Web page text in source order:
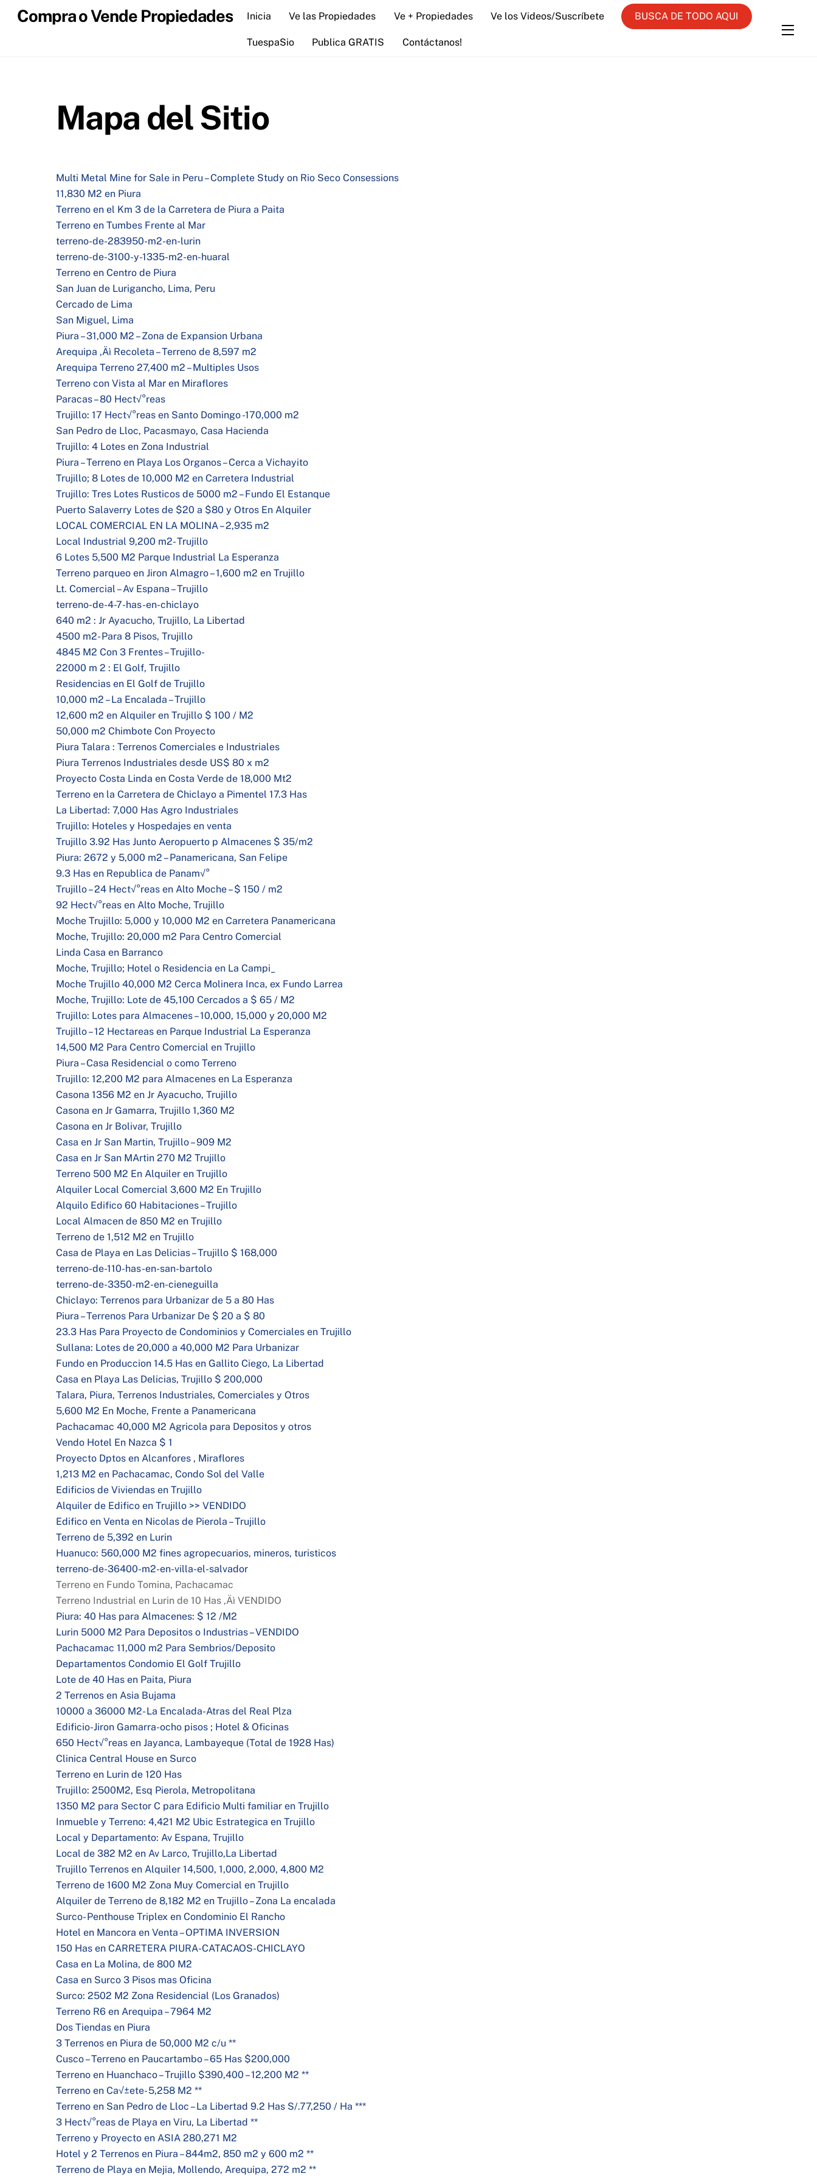
Compra o Vende Propiedades Inicia Ve las Propiedades Ve + Propiedades Ve los Videos/Suscríbete BUSCA DE TODO AQUI
TuespaSio Publica GRATIS Contáctanos!
Mapa del Sitio
Multi Metal Mine for Sale in Peru – Complete Study on Rio Seco Consessions
11,830 M2 en Piura
Terreno en el Km 3 de la Carretera de Piura a Paita
Terreno en Tumbes Frente al Mar
terreno-de-283950-m2-en-lurin
terreno-de-3100-y-1335-m2-en-huaral
Terreno en Centro de Piura
San Juan de Lurigancho, Lima, Peru
Cercado de Lima
San Miguel, Lima
Piura – 31,000 M2 – Zona de Expansion Urbana
Arequipa ‚Äì Recoleta – Terreno de 8,597 m2
Arequipa Terreno 27,400 m2 – Multiples Usos
Terreno con Vista al Mar en Miraflores
Paracas – 80 Hect√°reas
Trujillo: 17 Hect√°reas en Santo Domingo -170,000 m2
San Pedro de Lloc, Pacasmayo, Casa Hacienda
Trujillo: 4 Lotes en Zona Industrial
Piura – Terreno en Playa Los Organos – Cerca a Vichayito
Trujillo; 8 Lotes de 10,000 M2 en Carretera Industrial
Trujillo: Tres Lotes Rusticos de 5000 m2 – Fundo El Estanque
Puerto Salaverry Lotes de $20 a $80 y Otros En Alquiler
LOCAL COMERCIAL EN LA MOLINA – 2,935 m2
Local Industrial 9,200 m2- Trujillo
6 Lotes 5,500 M2 Parque Industrial La Esperanza
Terreno parqueo en Jiron Almagro – 1,600 m2 en Trujillo
Lt. Comercial – Av Espana – Trujillo
terreno-de-4-7-has-en-chiclayo
640 m2 : Jr Ayacucho, Trujillo, La Libertad
4500 m2- Para 8 Pisos, Trujillo
4845 M2 Con 3 Frentes – Trujillo-
22000 m 2 : El Golf, Trujillo
Residencias en El Golf de Trujillo
10,000 m2 – La Encalada – Trujillo
12,600 m2 en Alquiler en Trujillo $ 100 / M2
50,000 m2 Chimbote Con Proyecto
Piura Talara : Terrenos Comerciales e Industriales
Piura Terrenos Industriales desde US$ 80 x m2
Proyecto Costa Linda en Costa Verde de 18,000 Mt2
Terreno en la Carretera de Chiclayo a Pimentel 17.3 Has
La Libertad: 7,000 Has Agro Industriales
Trujillo: Hoteles y Hospedajes en venta
Trujillo 3.92 Has Junto Aeropuerto p Almacenes $ 35/m2
Piura: 2672 y 5,000 m2 – Panamericana, San Felipe
9.3 Has en Republica de Panam√°
Trujillo – 24 Hect√°reas en Alto Moche – $ 150 / m2
92 Hect√°reas en Alto Moche, Trujillo
Moche Trujillo: 5,000 y 10,000 M2 en Carretera Panamericana
Moche, Trujillo: 20,000 m2 Para Centro Comercial
Linda Casa en Barranco
Moche, Trujillo; Hotel o Residencia en La Campi_
Moche Trujillo 40,000 M2 Cerca Molinera Inca, ex Fundo Larrea
Moche, Trujillo: Lote de 45,100 Cercados a $ 65 / M2
Trujillo: Lotes para Almacenes – 10,000, 15,000 y 20,000 M2
Trujillo – 12 Hectareas en Parque Industrial La Esperanza
14,500 M2 Para Centro Comercial en Trujillo
Piura – Casa Residencial o como Terreno
Trujillo: 12,200 M2 para Almacenes en La Esperanza
Casona 1356 M2 en Jr Ayacucho, Trujillo
Casona en Jr Gamarra, Trujillo 1,360 M2
Casona en Jr Bolivar, Trujillo
Casa en Jr San Martin, Trujillo – 909 M2
Casa en Jr San MArtin 270 M2 Trujillo
Terreno 500 M2 En Alquiler en Trujillo
Alquiler Local Comercial 3,600 M2 En Trujillo
Alquilo Edifico 60 Habitaciones – Trujillo
Local Almacen de 850 M2 en Trujillo
Terreno de 1,512 M2 en Trujillo
Casa de Playa en Las Delicias – Trujillo $ 168,000
terreno-de-110-has-en-san-bartolo
terreno-de-3350-m2-en-cieneguilla
Chiclayo: Terrenos para Urbanizar de 5 a 80 Has
Piura – Terrenos Para Urbanizar De $ 20 a $ 80
23.3 Has Para Proyecto de Condominios y Comerciales en Trujillo
Sullana: Lotes de 20,000 a 40,000 M2 Para Urbanizar
Fundo en Produccion 14.5 Has en Gallito Ciego, La Libertad
Casa en Playa Las Delicias, Trujillo $ 200,000
Talara, Piura, Terrenos Industriales, Comerciales y Otros
5,600 M2 En Moche, Frente a Panamericana
Pachacamac 40,000 M2 Agricola para Depositos y otros
Vendo Hotel En Nazca $ 1
Proyecto Dptos en Alcanfores , Miraflores
1,213 M2 en Pachacamac, Condo Sol del Valle
Edificios de Viviendas en Trujillo
Alquiler de Edifico en Trujillo >> VENDIDO
Edifico en Venta en Nicolas de Pierola – Trujillo
Terreno de 5,392 en Lurin
Huanuco: 560,000 M2 fines agropecuarios, mineros, turisticos
terreno-de-36400-m2-en-villa-el-salvador
Terreno en Fundo Tomina, Pachacamac
Terreno Industrial en Lurin de 10 Has ‚Äì VENDIDO
Piura: 40 Has para Almacenes: $ 12 /M2
Lurin 5000 M2 Para Depositos o Industrias – VENDIDO
Pachacamac 11,000 m2 Para Sembrios/Deposito
Departamentos Condomio El Golf Trujillo
Lote de 40 Has en Paita, Piura
2 Terrenos en Asia Bujama
10000 a 36000 M2- La Encalada-Atras del Real Plza
Edificio-Jiron Gamarra-ocho pisos ; Hotel & Oficinas
650 Hect√°reas en Jayanca, Lambayeque (Total de 1928 Has)
Clinica Central House en Surco
Terreno en Lurin de 120 Has
Trujillo: 2500M2, Esq Pierola, Metropolitana
1350 M2 para Sector C para Edificio Multi familiar en Trujillo
Inmueble y Terreno: 4,421 M2 Ubic Estrategica en Trujillo
Local y Departamento: Av Espana, Trujillo
Local de 382 M2 en Av Larco, Trujillo,La Libertad
Trujillo Terrenos en Alquiler 14,500, 1,000, 2,000, 4,800 M2
Terreno de 1600 M2 Zona Muy Comercial en Trujillo
Alquiler de Terreno de 8,182 M2 en Trujillo – Zona La encalada
Surco- Penthouse Triplex en Condominio El Rancho
Hotel en Mancora en Venta – OPTIMA INVERSION
150 Has en CARRETERA PIURA-CATACAOS-CHICLAYO
Casa en La Molina, de 800 M2
Casa en Surco 3 Pisos mas Oficina
Surco: 2502 M2 Zona Residencial (Los Granados)
Terreno R6 en Arequipa – 7964 M2
Dos Tiendas en Piura
3 Terrenos en Piura de 50,000 M2 c/u **
Cusco – Terreno en Paucartambo – 65 Has $200,000
Terreno en Huanchaco – Trujillo $390,400 – 12,200 M2 **
Terreno en Ca√±ete- 5,258 M2 **
Terreno en San Pedro de Lloc – La Libertad 9.2 Has S/.77,250 / Ha ***
3 Hect√°reas de Playa en Viru, La Libertad **
Terreno y Proyecto en ASIA 280,271 M2
Hotel y 2 Terrenos en Piura – 844m2, 850 m2 y 600 m2 **
Terreno de Playa en Mejia, Mollendo, Arequipa, 272 m2 **